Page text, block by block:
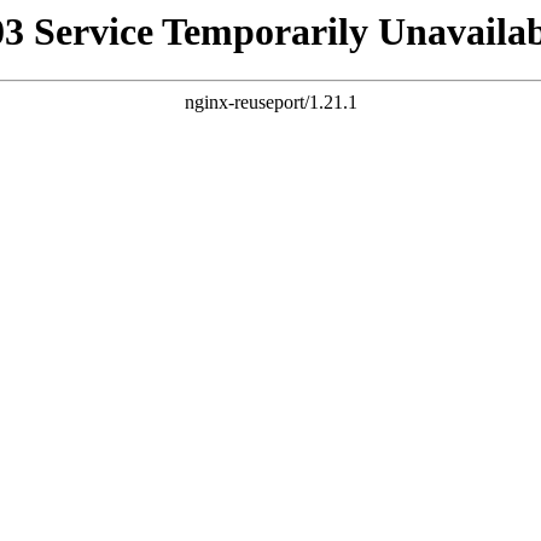
Service Temporarily
nginx-reuseport/1.21.1